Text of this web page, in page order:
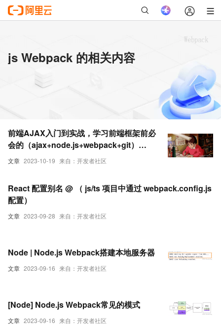
js Webpack 的相关内容
文章 2023-10-19 来自：开发者社区
前端AJAX入门到实战，学习前端框架前必
会的（ajax+node.js+webpack+git）
（一）
文章 2023-09-28 来自：开发者社区
React 配置别名 @ （ js/ts 项目中通过 webpack.config.js
配置）
文章 2023-09-16 来自：开发者社区
Node | Node.js Webpack搭建本地服务器
文章 2023-09-16 来自：开发者社区
[Node] Node.js Webpack常见的模式